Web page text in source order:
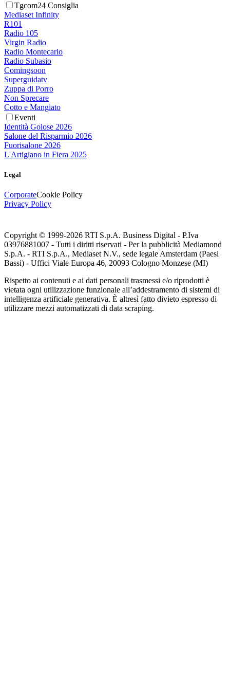
Tgcom24 Consiglia
Mediaset Infinity
R101
Radio 105
Virgin Radio
Radio Montecarlo
Radio Subasio
Comingsoon
Superguidatv
Zuppa di Porro
Non Sprecare
Cotto e Mangiato
Eventi
Identità Golose 2026
Salone del Risparmio 2026
Fuorisalone 2026
L'Artigiano in Fiera 2025
Legal
CorporateCookie Policy
Privacy Policy
Copyright © 1999-2026 RTI S.p.A. Business Digital - P.Iva
03976881007 - Tutti i diritti riservati - Per la pubblicità Mediamond
S.p.A. - RTI S.p.A., Mediaset N.V., sede legale Amsterdam (Paesi
Bassi) - Uffici Viale Europa 46, 20093 Cologno Monzese (MI)
Rispetto ai contenuti e ai dati personali trasmessi e/o riprodotti è
vietata ogni utilizzazione funzionale all’addestramento di sistemi di
intelligenza artificiale generativa. È altresì fatto divieto espresso di
utilizzare mezzi automatizzati di data scraping.